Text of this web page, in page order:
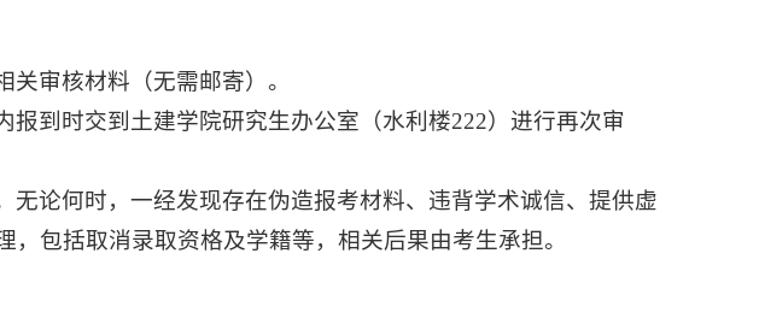
审核材料（无需邮寄）。
报到时交到土建学院研究生办公室（水利楼222）进行再次审
无论何时，一经发现存在伪造报考材料、违背学术诚信、提供虚
包括取消录取资格及学籍等，相关后果由考生承担。